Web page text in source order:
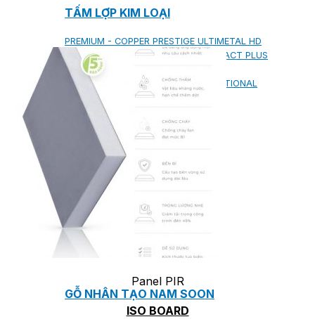
TẤM LỢP KIM LOẠI
PREMIUM - COPPER PRESTIGE ULTIMETAL HD
PREMIUM - COPPER PRESTIGE COMPACT PLUS
PREMIUM - COPPER PRESTIGE ELITE
PREMIUM - COPPER PRESTIGE TRADITIONAL
TẤM ỐP VOX
TẤM ỐP TRẦN INFRATOP
TẤM ỐP TƯỜNG MAX-3
TẤM ỐP ĐA NĂNG FRONTO
MÁI GỖ TUYẾT TÙNG ĐỎ
GỖ NHÂN TẠO NAM SOON
Panel PIR
ISO BOARD